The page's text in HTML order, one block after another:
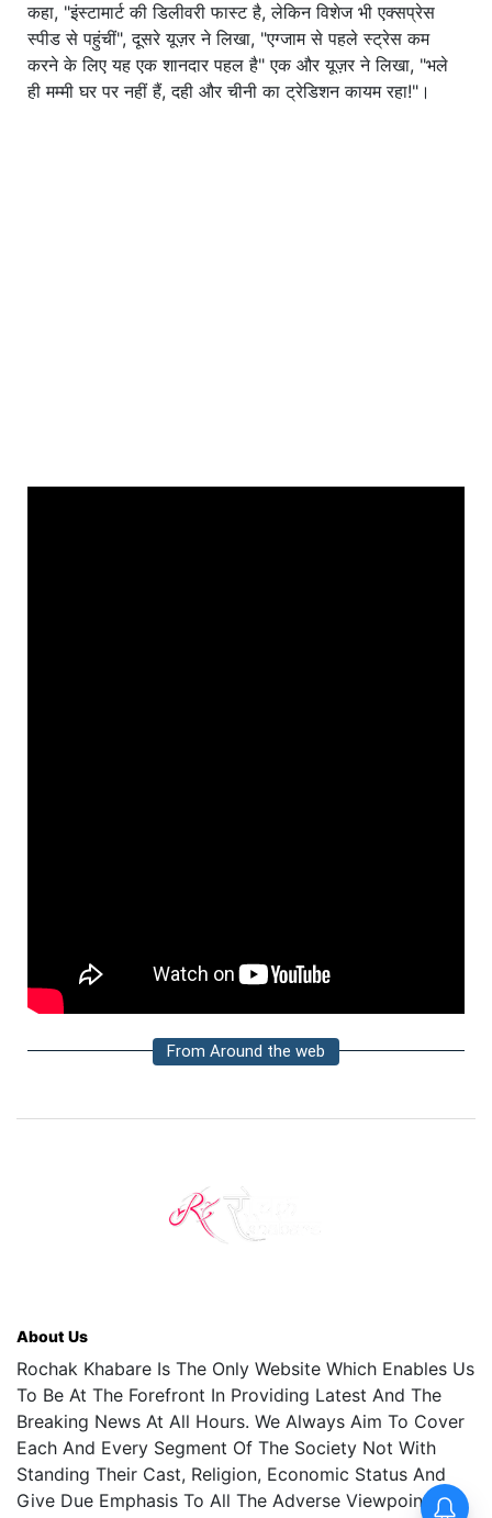
कहा, "इंस्टामार्ट की डिलीवरी फास्ट है, लेकिन विशेज भी एक्सप्रेस
स्पीड से पहुंचीं", दूसरे यूज़र ने लिखा, "एग्जाम से पहले स्ट्रेस कम
करने के लिए यह एक शानदार पहल है" एक और यूज़र ने लिखा, "भले
ही मम्मी घर पर नहीं हैं, दही और चीनी का ट्रेडिशन कायम रहा!"।
From Around the web
About Us
Rochak Khabare Is The Only Website Which Enables Us
To Be At The Forefront In Providing Latest And The
Breaking News At All Hours. We Always Aim To Cover
Each And Every Segment Of The Society Not With
Standing Their Cast, Religion, Economic Status And
Give Due Emphasis To All The Adverse Viewpoints.